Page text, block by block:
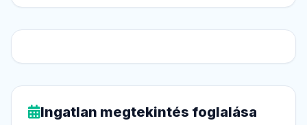
Ingatlan megtekintés foglalása